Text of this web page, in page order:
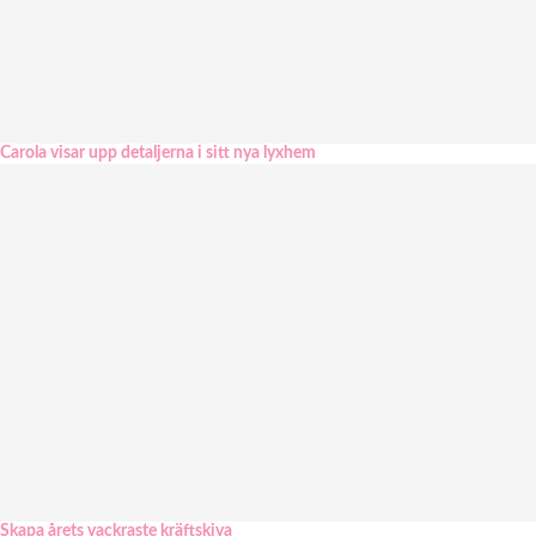
Carola visar upp detaljerna i sitt nya lyxhem
Skapa årets vackraste kräftskiva